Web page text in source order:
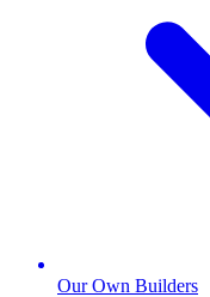
Our Own Builders